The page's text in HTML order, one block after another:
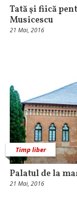
Tată şi fiică
Musicescu
21 Mai, 2016
Timp liber
Palatul de la
21 Mai, 2016